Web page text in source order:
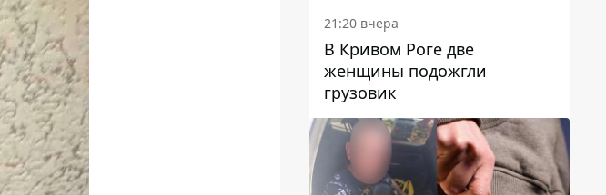
21:20 вчера
В Кривом Роге две
женщины подожгли
грузовик